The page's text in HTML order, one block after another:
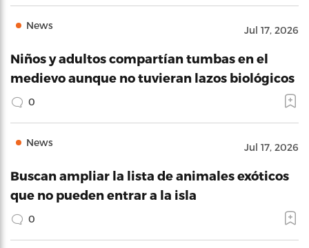
News Jul 17, 2026
Niños y adultos compartían tumbas en el
medievo aunque no tuvieran lazos biológicos
0
News Jul 17, 2026
Buscan ampliar la lista de animales exóticos
que no pueden entrar a la isla
0